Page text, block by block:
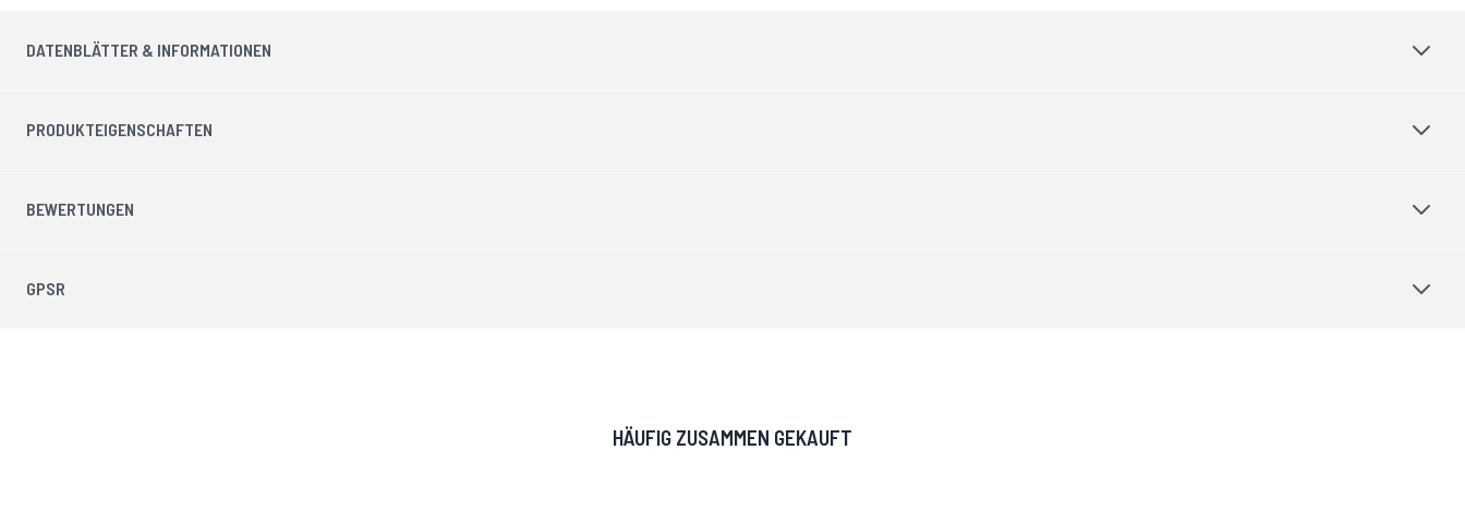
DATENBLÄTTER & INFORMATIONEN
PRODUKTEIGENSCHAFTEN
BEWERTUNGEN
GPSR
HÄUFIG ZUSAMMEN GEKAUFT